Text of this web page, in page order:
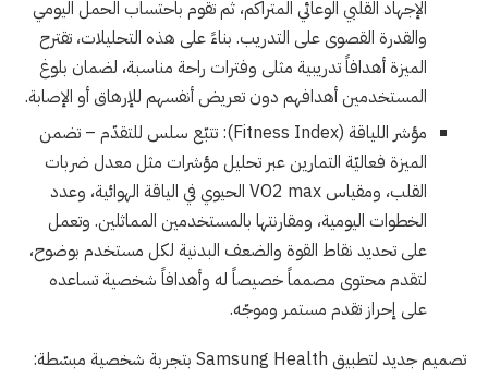
الإجهاد القلبي الوعائي المتراكم، ثم تقوم باحتساب الحمل اليومي
والقدرة القصوى على التدريب. بناءً على هذه التحليلات، تقترح
الميزة أهدافاً تدريبية مثلى وفترات راحة مناسبة، لضمان بلوغ
المستخدمين أهدافهم دون تعريض أنفسهم للإرهاق أو الإصابة.
مؤشر اللياقة (Fitness Index): تتبّع سلس للتقدّم – تضمن
الميزة فعاليّة التمارين عبر تحليل مؤشرات مثل معدل ضربات
القلب، ومقياس VO2 max الحيوي في الياقة الهوائية، وعدد
الخطوات اليومية، ومقارنتها بالمستخدمين المماثلين. وتعمل
على تحديد نقاط القوة والضعف البدنية لكل مستخدم بوضوح،
لتقدم محتوى مصمماً خصيصاً له وأهدافاً شخصية تساعده
على إحراز تقدم مستمر وموجّه.
تصميم جديد لتطبيق Samsung Health بتجربة شخصية مبسّطة: